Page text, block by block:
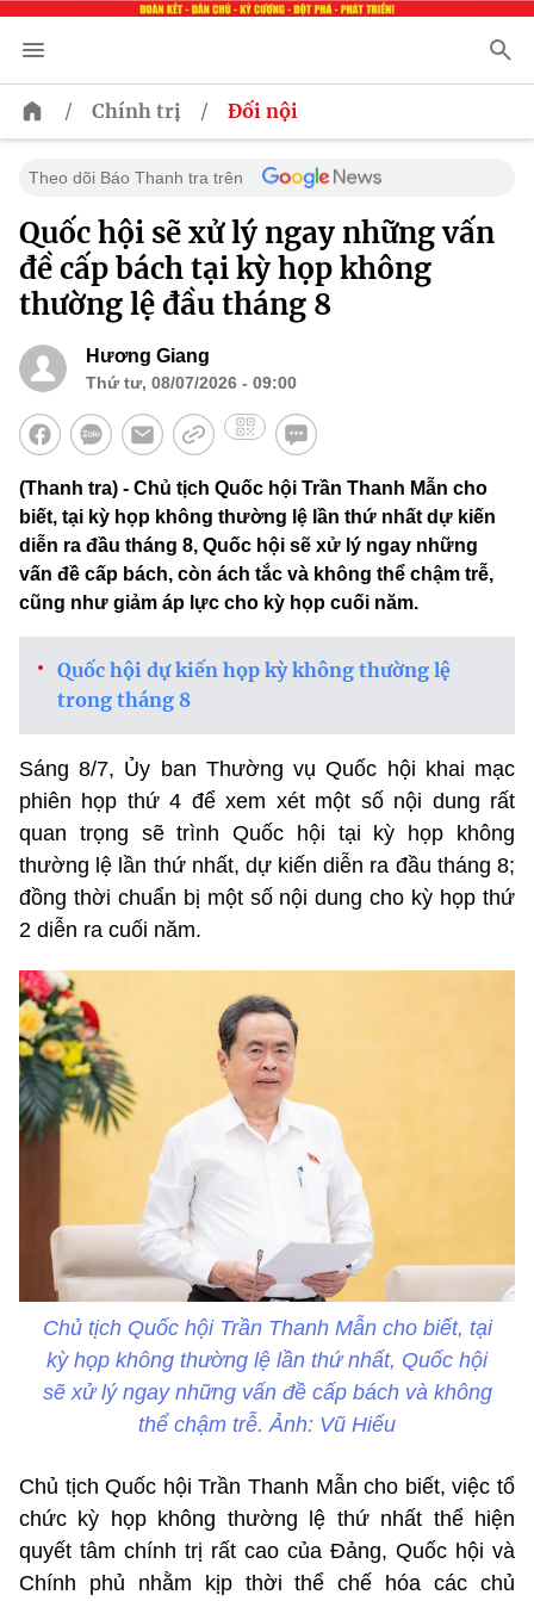
/ Chính trị / Đối nội
Theo dõi Báo Thanh tra trên
Quốc hội sẽ xử lý ngay những vấn
đề cấp bách tại kỳ họp không
thường lệ đầu tháng 8
Hương Giang
Thứ tư, 08/07/2026 - 09:00
(Thanh tra) - Chủ tịch Quốc hội Trần Thanh Mẫn cho
biết, tại kỳ họp không thường lệ lần thứ nhất dự kiến
diễn ra đầu tháng 8, Quốc hội sẽ xử lý ngay những
vấn đề cấp bách, còn ách tắc và không thể chậm trễ,
cũng như giảm áp lực cho kỳ họp cuối năm.
Quốc hội dự kiến họp kỳ không thường lệ
trong tháng 8
Sáng 8/7, Ủy ban Thường vụ Quốc hội khai mạc
phiên họp thứ 4 để xem xét một số nội dung rất
quan trọng sẽ trình Quốc hội tại kỳ họp không
thường lệ lần thứ nhất, dự kiến diễn ra đầu tháng 8;
đồng thời chuẩn bị một số nội dung cho kỳ họp thứ
2 diễn ra cuối năm.
Chủ tịch Quốc hội Trần Thanh Mẫn cho biết, tại
kỳ họp không thường lệ lần thứ nhất, Quốc hội
sẽ xử lý ngay những vấn đề cấp bách và không
thể chậm trễ. Ảnh: Vũ Hiếu
Chủ tịch Quốc hội Trần Thanh Mẫn cho biết, việc tổ
chức kỳ họp không thường lệ thứ nhất thể hiện
quyết tâm chính trị rất cao của Đảng, Quốc hội và
Chính phủ nhằm kịp thời thể chế hóa các chủ